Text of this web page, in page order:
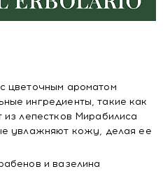
цветочным ароматом
ингредиенты, такие как
лепестков Мирабилиса
увлажняют кожу, делая ее
и вазелина